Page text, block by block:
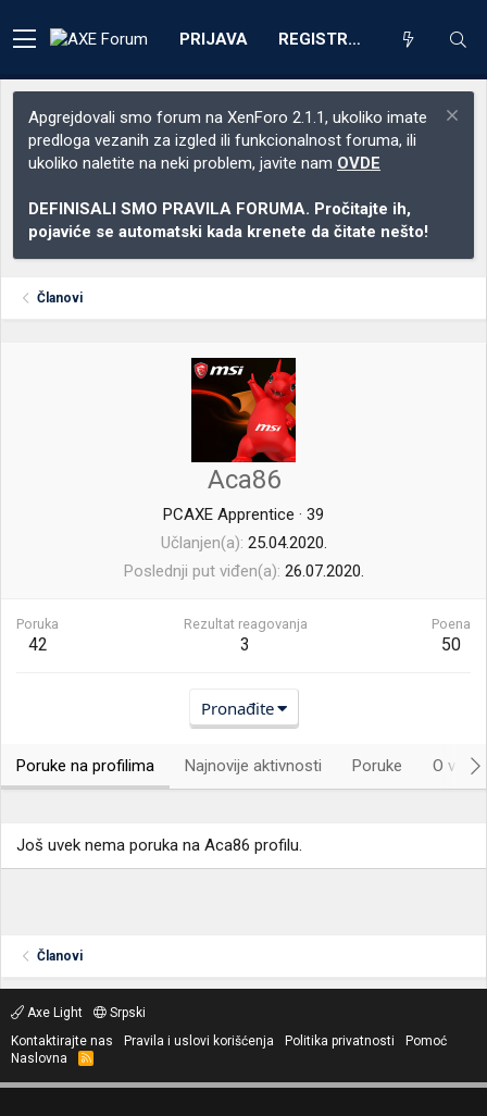
PRIJAVA REGISTRACIJA
Apgrejdovali smo forum na XenForo 2.1.1, ukoliko imate
predloga vezanih za izgled ili funkcionalnost foruma, ili
ukoliko naletite na neki problem, javite nam OVDE
DEFINISALI SMO PRAVILA FORUMA. Pročitajte ih,
pojaviće se automatski kada krenete da čitate nešto!
Članovi
Aca86
PCAXE Apprentice · 39
Učlanjen(a) 25.04.2020.
Poslednji put viđen(a) 26.07.2020.
Poruka
42
Rezultat reagovanja
3
Poena
50
Pronađite
Poruke na profilima Najnovije aktivnosti Poruke O
Još uvek nema poruka na Aca86 profilu.
Članovi
Axe Light
Srpski
Kontaktirajte nas
Pravila i uslovi korišćenja Politika privatnosti
Pomoć
Naslovna
R
S